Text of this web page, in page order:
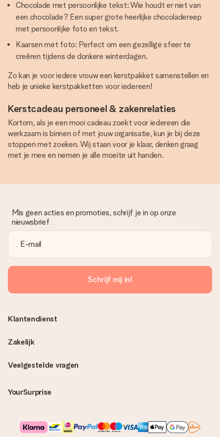
Chocolade met persoonlijke tekst: Wie houdt er niet van
een chocolade? Een super grote heerlijke chocoladereep
met persoonlijke foto en tekst.
Kaarsen met foto: Perfect om een gezellige sfeer te
creëren tijdens de donkere winterdagen.
Zo kan je voor iedere vrouw een kerstpakket samenstellen en
heb je unieke kerstpakketten voor iedereen!
Kerstcadeau personeel & zakenrelaties
Kortom, als je een mooi cadeau zoekt voor iedereen die
werkzaam is binnen of met jouw organisatie, kun je bij deze
stoppen met zoeken. Wij staan voor je klaar, denken graag
met je mee en nemen je alle moeite uit handen.
Mis geen acties en promoties, schrijf je in op onze
nieuwsbrief
Schrijf mij in!
Veelgestelde vragen
YourSurprise
Klantendienst
Zakelijk